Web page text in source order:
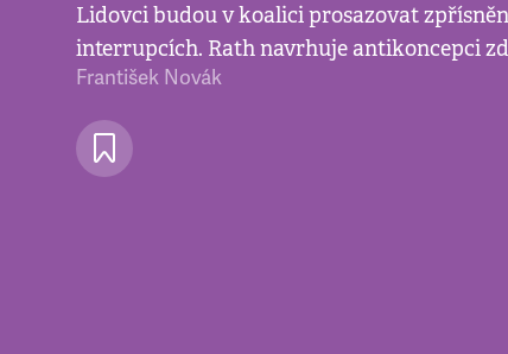
Lidovci budou v koalici prosazovat
interrupcích. Rath navrhuje antikoncepci
František Novák